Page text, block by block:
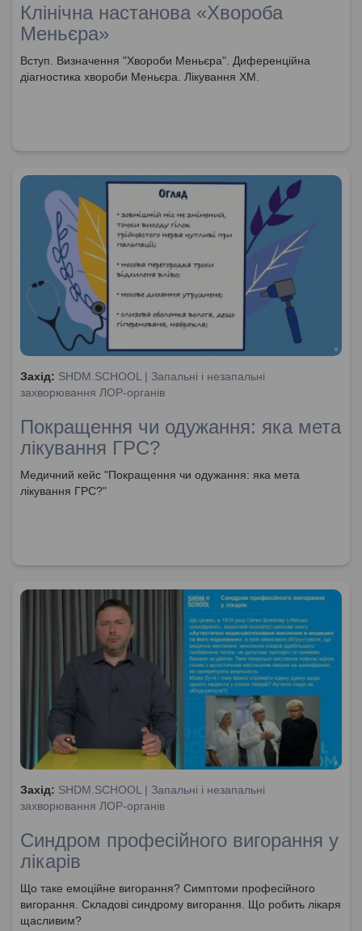
Клінічна настанова «Хвороба
Меньєра»
Вступ. Визначення "Хвороби Меньєра". Диференційна
діагностика хвороби Меньєра. Лікування ХМ.
Захід: SHDM.SCHOOL | Запальні і незапальні
захворювання ЛОР-органів
Покращення чи одужання: яка мета
лікування ГРС?
Медичний кейс "Покращення чи одужання: яка мета
лікування ГРС?"
Захід: SHDM.SCHOOL | Запальні і незапальні
захворювання ЛОР-органів
Синдром професійного вигорання у
лікарів
Що таке емоційне вигорання? Симптоми професійного
вигорання. Складові синдрому вигорання. Що робить лікаря
щасливим?